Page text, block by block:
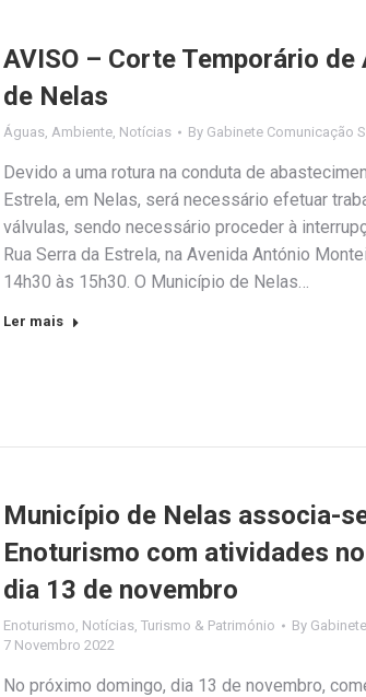
AVISO – Corte Temporário de
de Nelas
Águas, Ambiente, Notícias By Gabinete Comunicação
Devido a uma rotura na conduta de
Estrela, em Nelas, será necessário efetuar
válvulas, sendo necessário proceder à
Rua Serra da Estrela, na Avenida António
14h30 às 15h30. O Município de Nelas…
Ler mais
Município de Nelas associa-
Enoturismo com atividades
dia 13 de novembro
Enoturismo Notícias Turismo & Património By
7 Novembro 2022
No próximo domingo, dia 13 de novembro,